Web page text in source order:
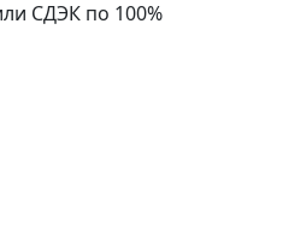
СДЭК по 100%